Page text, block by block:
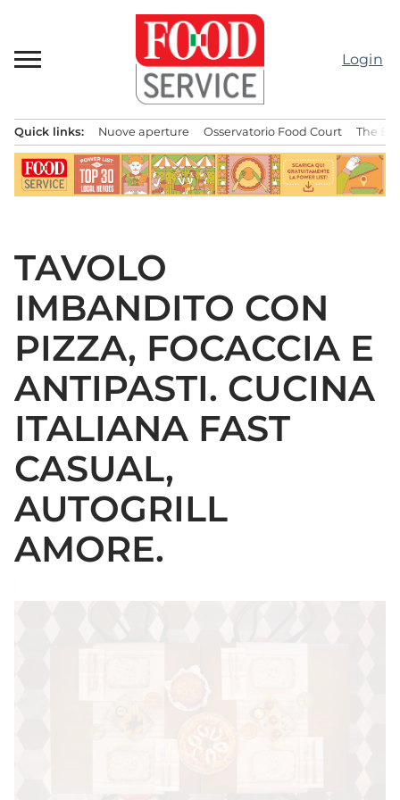
contenuto
Login
principale
Quick links: Nuove aperture Osservatorio Food Court The
TAVOLO
IMBANDITO CON
PIZZA, FOCACCIA E
ANTIPASTI. CUCINA
ITALIANA FAST
CASUAL,
AUTOGRILL
AMORE.